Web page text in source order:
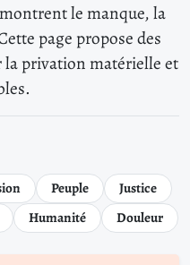
le manque, la
page propose des
privation matérielle et
Peuple
Justice
Humanité Douleur